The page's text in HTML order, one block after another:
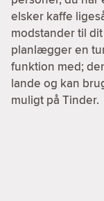
elsker kaffe
modstander til
planlægger en
funktion med;
lande og kan
muligt på Tinder.